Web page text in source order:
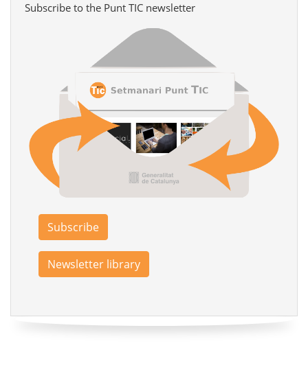
Subscribe to the Punt TIC newsletter
Subscribe
Newsletter library